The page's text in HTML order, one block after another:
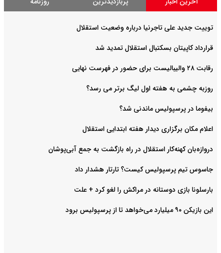
توییت جدید علی تاجرنیا درباره وضعیت استقلال
قرارداد کاپیتان بسکتبال استقلال تمدید شد
رقابت ۲۸ والیبالیست برای حضور در فهرست نهایی
روزبه چشمی به هفته اول لیگ برتر می رسد؟
بیفوما در پرسپولیس ماندنی شد؟
اعلام مکان برگزاری دیدار هفته ابتدایی استقلال
دروازه‌بان کهنه‌کار استقلال در راه بازگشت به جمع آبی‌پوشان
جاسوس تیم پرسپولیس کیست؟ تارتار هشدار داد
بارسلونا بازی دوستانه در مراکش را لغو کرد + علت
این بازیکن ۹۰ میلیارد می‌خواهد تا از پرسپولیس برود